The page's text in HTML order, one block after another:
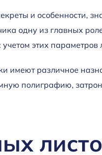
и особенности,
одну из главных
этих
имеют различное
полиграфию,